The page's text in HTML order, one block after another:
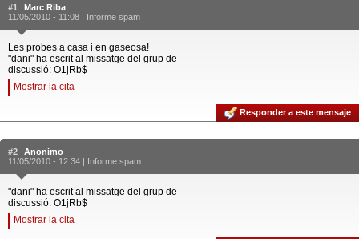
#1
Marc Riba
11/05/2010 - 11:08 | Informe spam
Les probes a casa i en gaseosa!
"dani" ha escrit al missatge del grup de
discussió: O1jRb$
Mostrar la cita
Responder a este mensaje
#2
Anonimo
11/05/2010 - 12:34 | Informe spam
"dani" ha escrit al missatge del grup de
discussió: O1jRb$
Mostrar la cita